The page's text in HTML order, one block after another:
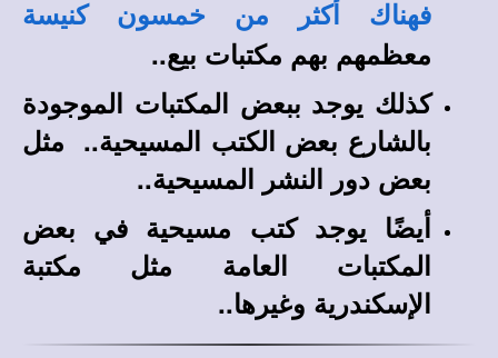
فهناك أكثر من خمسون كنيسة
معظمهم بهم مكتبات بيع..
كذلك يوجد ببعض المكتبات الموجودة
بالشارع بعض الكتب المسيحية.. مثل
بعض دور النشر المسيحية..
أيضًا يوجد كتب مسيحية في بعض
المكتبات العامة مثل مكتبة
الإسكندرية وغيرها..